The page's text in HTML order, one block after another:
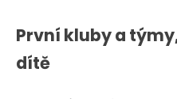
První kluby a
dítě